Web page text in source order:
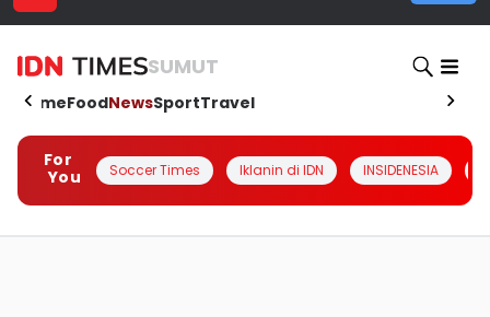
SUMUT
HomeFoodNewsSportTravel
For
You
Soccer Times Iklanin di IDN INSIDENESIA